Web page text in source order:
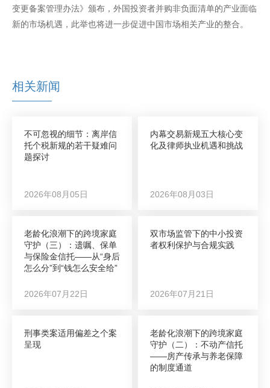
变更备案管理办法》颁布，外国投资者并购非负面清单的产业面临
新的市场机遇，此举也将进一步促进中国市场相关产业的整合。
相关新闻
不可忽视的细节：离岸信
托个税新规的若干疑难问
题探讨
2026年08月05日
内幕交易新规五大核心变
化及律师执业机遇和挑战
2026年08月03日
老龄化浪潮下的跨境家庭
守护（三）：遗嘱、保单
与保险金信托——从“身后
怎么分”到“钱怎么安全给”
2026年07月22日
双市场监管下的中小投资
者权利保护与合规实践
2026年07月21日
刑事类案适用偏差之个案
呈现
老龄化浪潮下的跨境家庭
守护（二）：不动产信托
——房产传承与养老保障
的制度通道